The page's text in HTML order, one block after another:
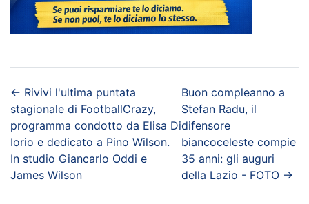
← Rivivi l'ultima puntata
stagionale di FootballCrazy,
programma condotto da Elisa Di
Iorio e dedicato a Pino Wilson.
In studio Giancarlo Oddi e
James Wilson
Buon compleanno a
Stefan Radu, il
difensore
biancoceleste compie
35 anni: gli auguri
della Lazio - FOTO →